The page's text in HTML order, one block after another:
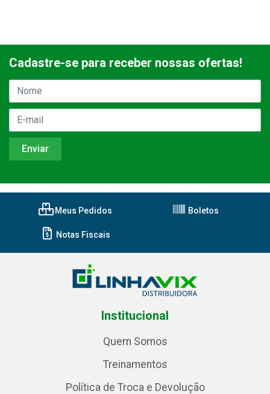
Cadastre-se para receber nossas ofertas!
Meus Pedidos Boletos
Notas Fiscais
Institucional
Quem Somos
Treinamentos
Política de Troca e Devolução